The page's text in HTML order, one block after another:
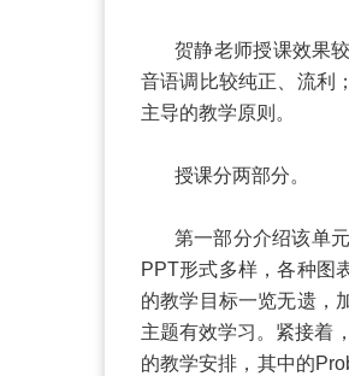
贺静老师授课效果
音语调比较纯正、流利
主导的教学原则。
授课分两部分。
第一部分介绍该单
PPT形式多样，各种图
的教学目标一览无遗，
主题有效学习。紧接着
的教学安排，其中的